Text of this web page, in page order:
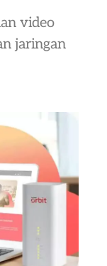
video
jaringan